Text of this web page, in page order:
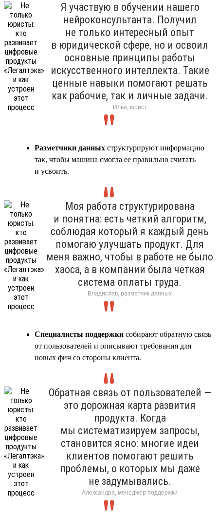
Я участвую в обучении нашего
нейроконсультанта. Получил
не только интересный опыт
в юридической сфере, но и освоил
основные принципы работы
искусственного интеллекта. Такие
ценные навыки помогают решать
как рабочие, так и личные задачи.
Илья, юрист
Разметчики данных структурируют информацию
так, чтобы машина смогла ее правильно считать
и усвоить.
Моя работа структурирована
и понятна: есть четкий алгоритм,
соблюдая который я каждый день
помогаю улучшать продукт. Для
меня важно, чтобы в работе не было
хаоса, а в компании была четкая
система оплаты труда.
Владислав, разметчик данных
Специалисты поддержки собирают обратную связь
от пользователей и описывают требования для
новых фич со стороны клиента.
Обратная связь от пользователей —
это дорожная карта развития
продукта. Когда
мы систематизируем запросы,
становится ясно: многие идеи
клиентов помогают решить
проблемы, о которых мы даже
не задумывались.
Александра, менеджер поддержки